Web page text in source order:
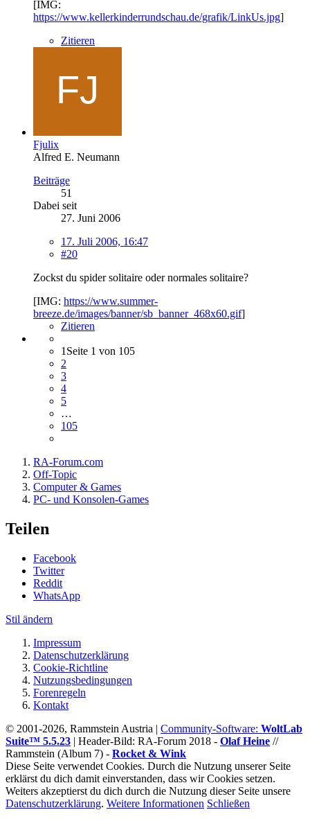
[IMG:
https://www.kellerkinderrundschau.de/grafik/LinkUs.jpg]
Zitieren
Fjulix
Alfred E. Neumann
Beiträge
51
Dabei seit
27. Juni 2006
17. Juli 2006, 16:47
#20
Zockst du spider solitaire oder normales solitaire?
[IMG: https://www.summer-
breeze.de/images/banner/sb_banner_468x60.gif]
Zitieren
1 Seite 1 von 105
2
3
4
5
…
105
RA-Forum.com
Off-Topic
Computer & Games
PC- und Konsolen-Games
Teilen
Facebook
Twitter
Reddit
WhatsApp
Stil ändern
Impressum
Datenschutzerklärung
Cookie-Richtline
Nutzungsbedingungen
Forenregeln
Kontakt
© 2001-2026, Rammstein Austria | Community-Software: WoltLab
Suite™ 5.5.23 | Header-Bild: RA-Forum 2018 - Olaf Heine //
Rammstein (Album 7) - Rocket & Wink
Diese Seite verwendet Cookies. Durch die Nutzung unserer Seite
erklärst du dich damit einverstanden, dass wir Cookies setzen.
Weiters akzeptierst du dich durch die Nutzung dieser Seite unsere
Datenschutzerklärung. Weitere Informationen Schließen